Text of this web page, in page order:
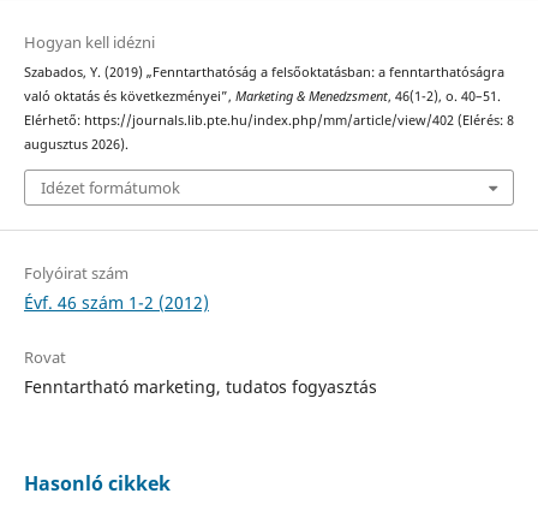
Hogyan kell idézni
Szabados, Y. (2019) „Fenntarthatóság a felsőoktatásban: a fenntarthatóságra
való oktatás és következményei”, Marketing & Menedzsment, 46(1-2), o. 40–51.
Elérhető: https://journals.lib.pte.hu/index.php/mm/article/view/402 (Elérés: 8
augusztus 2026).
Idézet formátumok
Folyóirat szám
Évf. 46 szám 1-2 (2012)
Rovat
Fenntartható marketing, tudatos fogyasztás
Hasonló cikkek